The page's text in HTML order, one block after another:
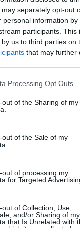
separately opt-out
personal information
participants.
us to third parties on
that may further
Processing Opt Outs
out of the Sharing of my
out of the Sale of my
out of processing my
for Targeted
of Collection, Use,
and/or Sharing of my
that Is Unrelated with
a commenté l'article :
un drone piégé et un
la peur du sabotage
LE 6 AOÛT